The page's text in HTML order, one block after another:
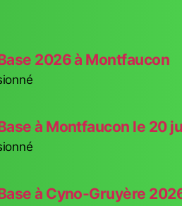
2026 à Montfaucon
à Montfaucon le 20
à Cyno-Gruyère